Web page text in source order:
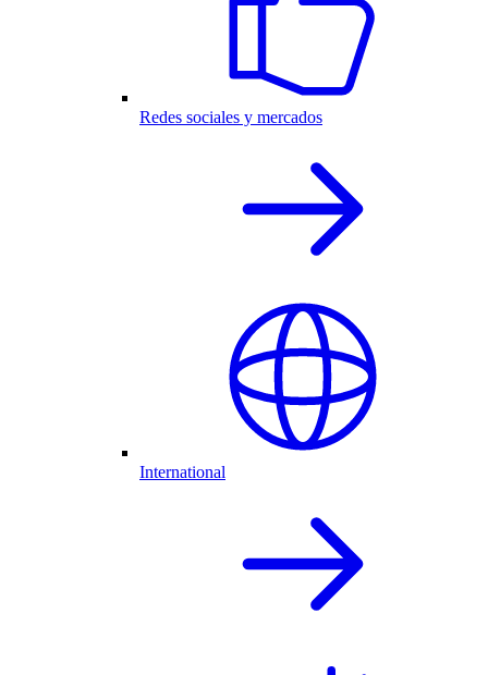
Redes sociales y mercados
International